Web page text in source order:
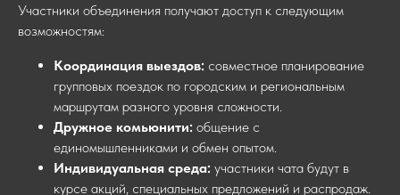
Участники объединения получают доступ к следующим
возможностям:
Координация выездов: совместное планирование
групповых поездок по городским и региональным
маршрутам разного уровня сложности.
Дружное комьюнити: общение с
единомышленниками и обмен опытом.
Индивидуальная среда: участники чата будут в
курсе акций, специальных предложений и распродаж.